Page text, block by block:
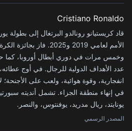
Cristiano Ronaldo
الأمم لعامي 2019 و2025.
وخمس مرات في دوري أبطال أوروبا، كما
عدد الأهداف الدولية للرجال. في أوج
انفجارية، وقوة هوائية، ولعب على
في إنهاء منطقة الجزاء. تشمل أنديته
يونايتد، ريال مدريد، يوفنتوس، والنصر.
المصدر الرسمي